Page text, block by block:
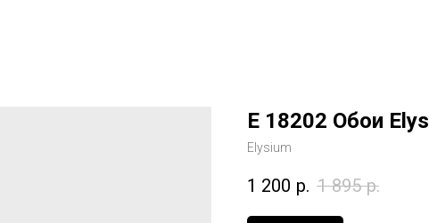
E 18202 Обои
Elysium
1 200 р. 1 895 р.